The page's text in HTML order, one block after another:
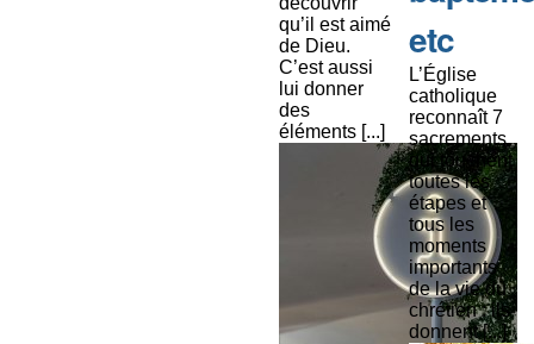
qu’il est aimé
de Dieu.
C’est aussi
lui donner
des
éléments [...]
etc
L’Église
catholique
reconnaît 7
sacrements
qui touchent
toutes les
étapes et
tous les
moments
importants
de la vie du
chrétien : ils
donnent [...]